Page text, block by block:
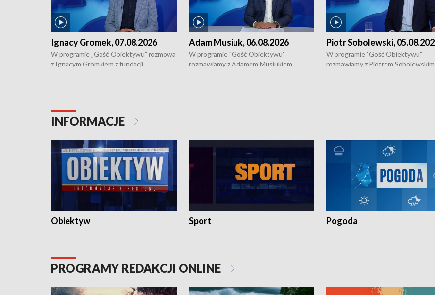
Ignacy Gromek, 07.08.2026
W programie „Gość Obiektywu” rozmowa
z Ignacym Gromkiem z fundacji
Adam Musiuk, 06.08.2026
W programie "Gość Obiektywu"
rozmawiamy z Adamem Musiukiem,
Piotr Sobolewski,
W programie "Gość Obiektywu"
rozmawiamy z Piotrem
INFORMACJE
Obiektyw Sport Pogoda
PROGRAMY REDAKCJI ONLINE